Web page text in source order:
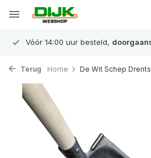
Vóór 14:00 uur besteld,
Terug Home De Wit Schep